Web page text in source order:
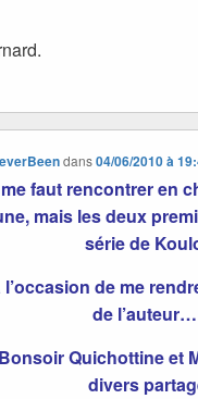
dans04/06/2010 à
faut rencontrer en
mais les deux
série de
l’occasion de me
de
Bonsoir Quichottine et
divers